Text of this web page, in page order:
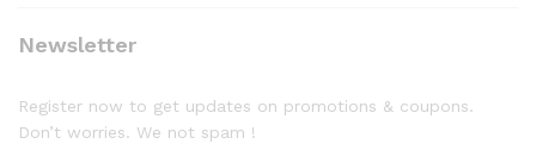
Newsletter
Register now to get updates on promotions & coupons.
Don’t worries. We not spam !